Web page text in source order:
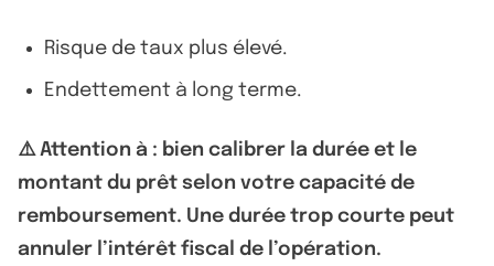
Risque de taux plus élevé.
Endettement à long terme.
⚠️ Attention à : bien calibrer la durée et le
montant du prêt selon votre capacité de
remboursement. Une durée trop courte peut
annuler l’intérêt fiscal de l’opération.